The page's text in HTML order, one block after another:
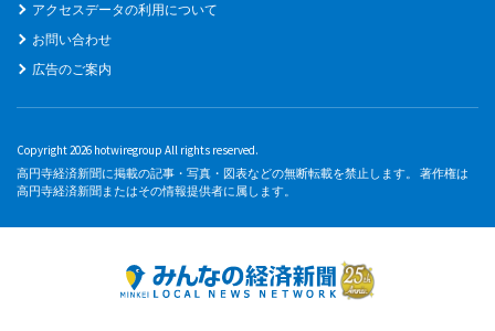
アクセスデータの利用について
お問い合わせ
広告のご案内
Copyright 2026 hotwiregroup All rights reserved.
高円寺経済新聞に掲載の記事・写真・図表などの無断転載を禁止します。 著作権は
高円寺経済新聞またはその情報提供者に属します。